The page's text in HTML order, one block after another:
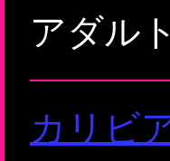
アダル
カリビ